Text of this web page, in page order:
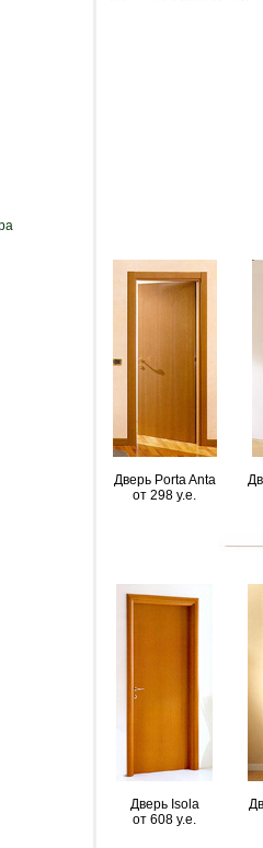
Дверь Porta Anta
от 298 y.e.
Дверь Isola
от 608 y.e.